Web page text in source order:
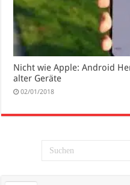
Nicht wie Apple: Android
alter Geräte
02/01/2018